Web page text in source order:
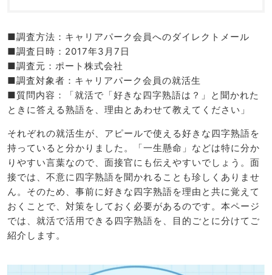
■調査方法：キャリアパーク会員へのダイレクトメール
■調査日時：2017年3月7日
■調査元：ポート株式会社
■調査対象者：キャリアパーク会員の就活生
■質問内容：「就活で「好きな四字熟語は？」と聞かれた
ときに答える熟語を、理由とあわせて教えてください」
それぞれの就活生が、アピールで使える好きな四字熟語を
持っていると分かりました。「一生懸命」などは特に分か
りやすい言葉なので、面接官にも伝えやすいでしょう。面
接では、不意に四字熟語を聞かれることも珍しくありませ
ん。そのため、事前に好きな四字熟語を理由と共に覚えて
おくことで、対策をしておく必要があるのです。本ページ
では、就活で活用できる四字熟語を、目的ごとに分けてご
紹介します。